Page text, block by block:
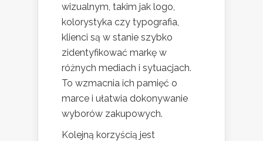
wizualnym, takim jak logo,
kolorystyka czy typografia,
klienci są w stanie szybko
zidentyfikować markę w
różnych mediach i sytuacjach.
To wzmacnia ich pamięć o
marce i ułatwia dokonywanie
wyborów zakupowych.
Kolejną korzyścią jest